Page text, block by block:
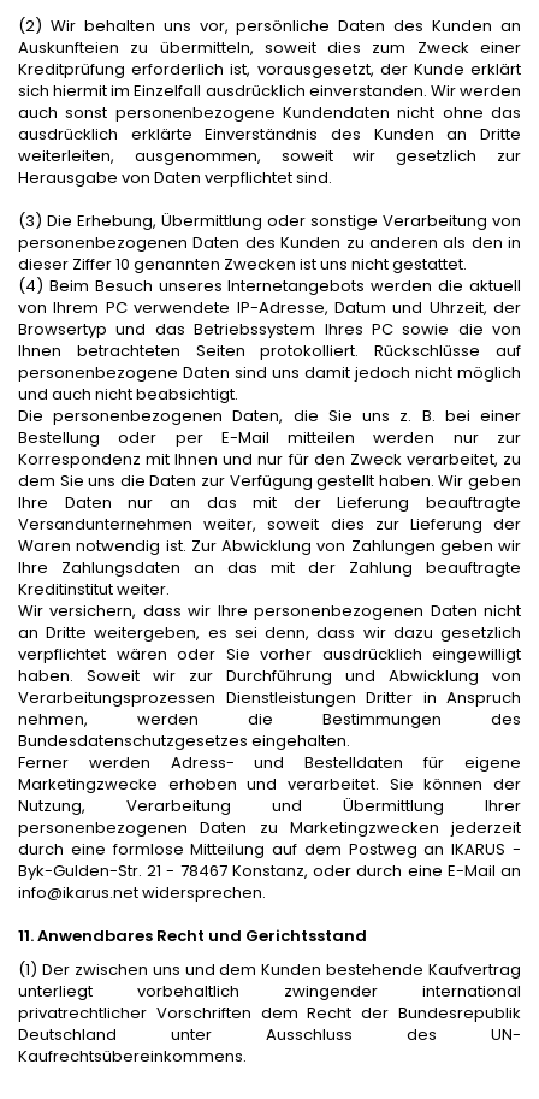
(2) Wir behalten uns vor, persönliche Daten des Kunden an
Auskunfteien zu übermitteln, soweit dies zum Zweck einer
Kreditprüfung erforderlich ist, vorausgesetzt, der Kunde erklärt
sich hiermit im Einzelfall ausdrücklich einverstanden. Wir werden
auch sonst personenbezogene Kundendaten nicht ohne das
ausdrücklich erklärte Einverständnis des Kunden an Dritte
weiterleiten, ausgenommen, soweit wir gesetzlich zur
Herausgabe von Daten verpflichtet sind.
(3) Die Erhebung, Übermittlung oder sonstige Verarbeitung von
personenbezogenen Daten des Kunden zu anderen als den in
dieser Ziffer 10 genannten Zwecken ist uns nicht gestattet.
(4) Beim Besuch unseres Internetangebots werden die aktuell
von Ihrem PC verwendete IP-Adresse, Datum und Uhrzeit, der
Browsertyp und das Betriebssystem Ihres PC sowie die von
Ihnen betrachteten Seiten protokolliert. Rückschlüsse auf
personenbezogene Daten sind uns damit jedoch nicht möglich
und auch nicht beabsichtigt.
Die personenbezogenen Daten, die Sie uns z. B. bei einer
Bestellung oder per E-Mail mitteilen werden nur zur
Korrespondenz mit Ihnen und nur für den Zweck verarbeitet, zu
dem Sie uns die Daten zur Verfügung gestellt haben. Wir geben
Ihre Daten nur an das mit der Lieferung beauftragte
Versandunternehmen weiter, soweit dies zur Lieferung der
Waren notwendig ist. Zur Abwicklung von Zahlungen geben wir
Ihre Zahlungsdaten an das mit der Zahlung beauftragte
Kreditinstitut weiter.
Wir versichern, dass wir Ihre personenbezogenen Daten nicht
an Dritte weitergeben, es sei denn, dass wir dazu gesetzlich
verpflichtet wären oder Sie vorher ausdrücklich eingewilligt
haben. Soweit wir zur Durchführung und Abwicklung von
Verarbeitungsprozessen Dienstleistungen Dritter in Anspruch
nehmen, werden die Bestimmungen des
Bundesdatenschutzgesetzes eingehalten.
Ferner werden Adress- und Bestelldaten für eigene
Marketingzwecke erhoben und verarbeitet. Sie können der
Nutzung, Verarbeitung und Übermittlung Ihrer
personenbezogenen Daten zu Marketingzwecken jederzeit
durch eine formlose Mitteilung auf dem Postweg an IKARUS -
Byk-Gulden-Str. 21 - 78467 Konstanz, oder durch eine E-Mail an
info@ikarus.netwidersprechen.
11. Anwendbares Recht und Gerichtsstand
(1) Der zwischen uns und dem Kunden bestehende Kaufvertrag
unterliegt vorbehaltlich zwingender international
privatrechtlicher Vorschriften dem Recht der Bundesrepublik
Deutschland unter Ausschluss des UN-
Kaufrechtsübereinkommens.